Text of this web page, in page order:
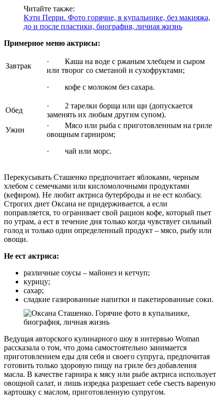
Читайте также:
Кэти Перри. Фото горячие, в купальнике, без макияжа,
до и после пластики, биография, личная жизнь
Примерное меню актрисы:
Завтрак
· Каша на воде с ржаным хлебцем и сыром
или творог со сметаной и сухофруктами;
· кофе с молоком без сахара.
Обед
· 2 тарелки борща или щи (допускается
заменять их любым другим супом).
Ужин
· Мясо или рыба с приготовленным на гриле
овощным гарниром;
· чай или морс.
Перекусывать Сташенко предпочитает яблоками, черным
хлебом с семечками или кисломолочными продуктами
(кефиром). Не любит актриса бутерброды и не ест колбасу.
Строгих диет Оксана не придерживается, а если
поправляется, то огранивает свой рацион кофе, который пьет
по утрам, а ест в течение дня только когда чувствует сильный
голод и только один определенный продукт – мясо, рыбу или
овощи.
Не ест актриса:
различные соусы – майонез и кетчуп;
курицу;
сахар;
сладкие газированные напитки и пакетированные соки.
Ведущая авторского кулинарного шоу в интервью Woman
рассказала о том, что дома самостоятельно занимается
приготовлением еды для себя и своего супруга, предпочитая
готовить только здоровую пищу на гриле без добавления
масла. В качестве гарнира к мясу или рыбе актриса использует
овощной салат, и лишь изредка разрешает себе съесть вареную
картошку с маслом, приготовленную супругом.